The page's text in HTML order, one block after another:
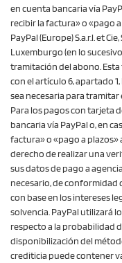
en cuenta bancaria vía
recibir la factura» o «pago
PayPal (Europe) S.a.r.l. et
Luxemburgo (en lo
tramitación del abono.
con el artículo 6, apartado
sea necesaria para tramitar
Para los pagos con tarjeta
bancaria vía PayPal o, en
factura» o «pago a plazos»
derecho de realizar una
sus datos de pago a
necesario, de conformidad
con base en los intereses
solvencia. PayPal utilizará
respecto a la probabilidad
disponibilización del
crediticia puede contener